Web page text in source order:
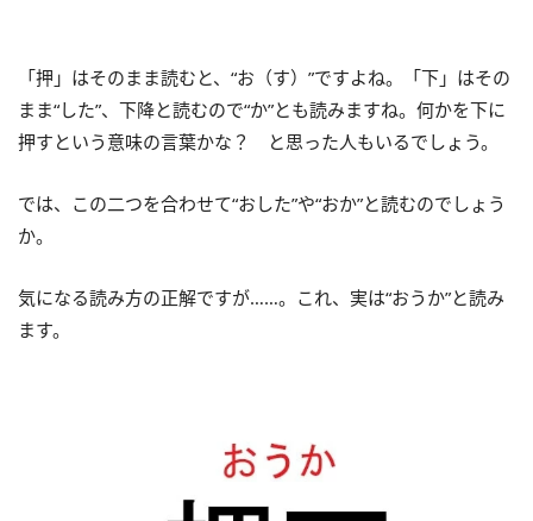
「押」はそのまま読むと、“お（す）”ですよね。「下」はその
まま“した”、下降と読むので“か”とも読みますね。何かを下に
押すという意味の言葉かな？ と思った人もいるでしょう。
では、この二つを合わせて“おした”や“おか”と読むのでしょう
か。
気になる読み方の正解ですが……。これ、実は“おうか”と読み
ます。